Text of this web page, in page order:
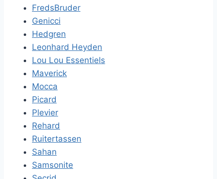
FredsBruder
Genicci
Hedgren
Leonhard Heyden
Lou Lou Essentiels
Maverick
Mocca
Picard
Plevier
Rehard
Ruitertassen
Sahan
Samsonite